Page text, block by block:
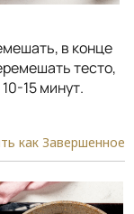
в конце
тесто,
15 минут.
как Завершенное